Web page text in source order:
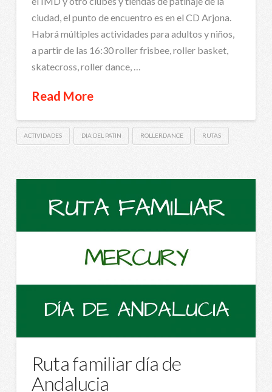
ciudad, el punto de encuentro es en el CD Arjona.
Habrá múltiples actividades para adultos y niños,
a partir de las 16:30 roller frisbee, roller basket,
skatecross, roller dance, …
Read More
ACTIVIDADES DIA DEL PATIN ROLLERDANCE RUTAS
Ruta familiar día de
Andalucia